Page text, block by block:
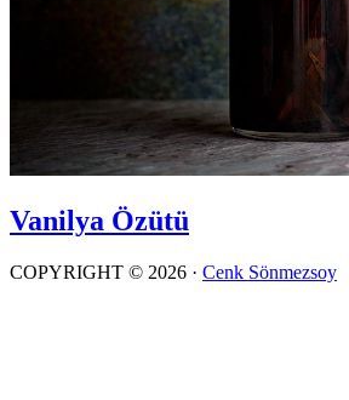
Vanilya Özütü
COPYRIGHT © 2026 · Cenk Sönmezsoy